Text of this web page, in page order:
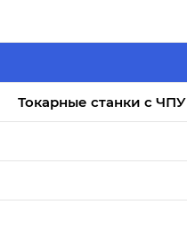
Токарные станки с ЧПУ